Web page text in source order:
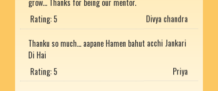
Rating: 5
Thanku so much... aapane Hamen bahut acchi Jankari
Di Hai
Rating: 5
He is the best